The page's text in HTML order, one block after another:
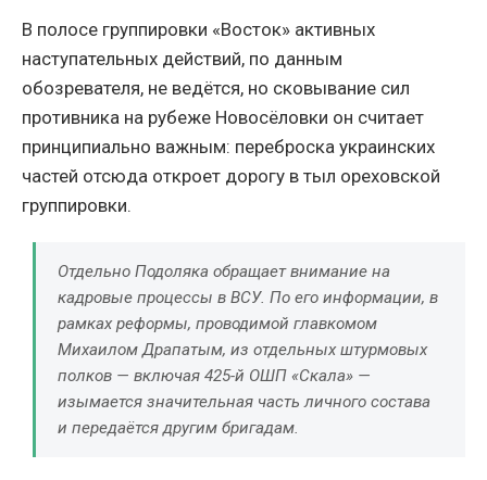
В полосе группировки «Восток» активных
наступательных действий, по данным
обозревателя, не ведётся, но сковывание сил
противника на рубеже Новосёловки он считает
принципиально важным: переброска украинских
частей отсюда откроет дорогу в тыл ореховской
группировки.
Отдельно Подоляка обращает внимание на
кадровые процессы в ВСУ. По его информации, в
рамках реформы, проводимой главкомом
Михаилом Драпатым, из отдельных штурмовых
полков — включая 425-й ОШП «Скала» —
изымается значительная часть личного состава
и передаётся другим бригадам.